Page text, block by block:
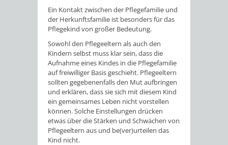
Ein Kontakt zwischen der Pflegefamilie und
der Herkunftsfamilie ist besonders für das
Pflegekind von großer Bedeutung.
Sowohl den Pflegeeltern als auch den
Kindern selbst muss klar sein, dass die
Aufnahme eines Kindes in die Pflegefamilie
auf freiwilliger Basis geschieht. Pflegeeltern
sollten gegebenenfalls den Mut aufbringen
und erklären, dass sie sich mit diesem Kind
ein gemeinsames Leben nicht vorstellen
können. Solche Einstellungen drücken
etwas über die Stärken und Schwächen von
Pflegeeltern aus und be(ver)urteilen das
Kind nicht.